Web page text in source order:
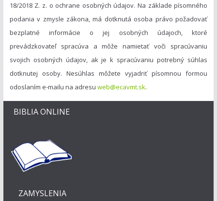
18/2018 Z. z. o ochrane osobných údajov. Na základe písomného
podania v zmysle zákona, má dotknutá osoba právo požadovať
bezplatné informácie o jej osobných údajoch, ktoré
prevádzkovateľ spracúva a môže namietať voči spracúvaniu
svojich osobných údajov, ak je k spracúvaniu potrebný súhlas
dotknutej osoby. Nesúhlas môžete vyjadriť písomnou formou
odoslaním e-mailu na adresu web@ecavmt.sk.
BIBLIA ONLINE
ZAMYSLENIA